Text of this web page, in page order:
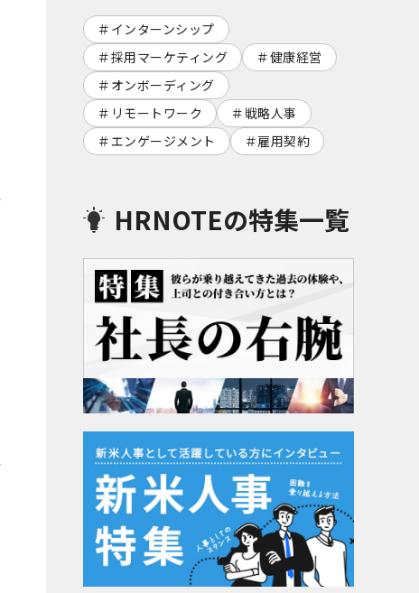
インターンシップ
採用マーケティング
健康経営
オンボーディング
リモートワーク
戦略人事
エンゲージメント
雇用契約
HRNOTEの特集一覧